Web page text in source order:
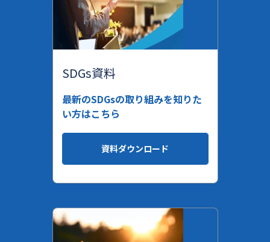
SDGs資料
最新のSDGsの取り組みを知りた
い方はこちら
資料ダウンロード